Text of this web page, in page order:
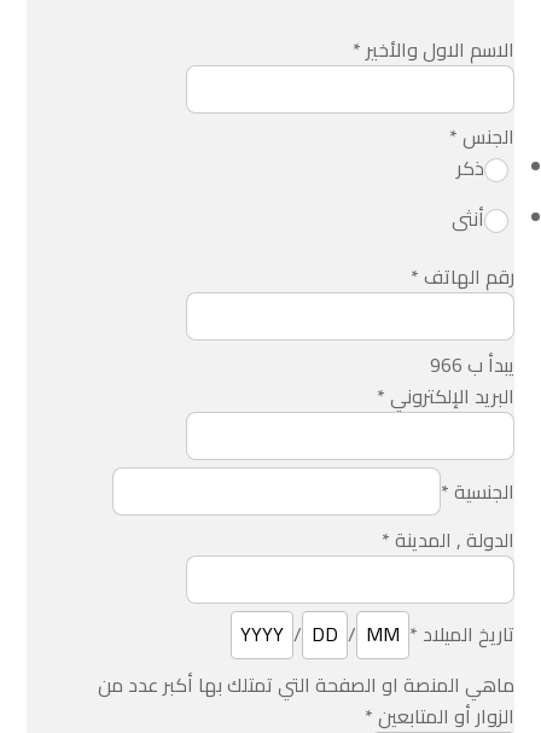
الاسم الاول والأخير *
الجنس*
ذكر
أنثى
رقم الهاتف*
يبدأ ب 966
البريد الإلكتروني*
الجنسية*
الدولة , المدينة*
تاريخ الميلاد *
/
/
ماهي المنصة او الصفحة التي تمتلك بها أكبر عدد من
الزوار أو المتابعين*